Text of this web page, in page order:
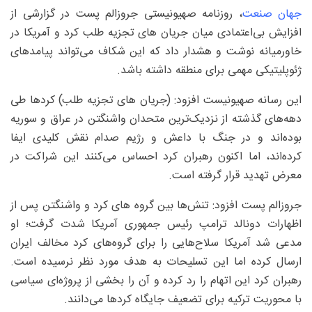
جهان صنعت، روزنامه صهیونیستی جروزالم پست در گزارشی از
افزایش بی‌اعتمادی میان جریان های تجزیه طلب کرد و آمریکا در
خاورمیانه نوشت و هشدار داد که این شکاف می‌تواند پیامدهای
ژئوپلیتیکی مهمی برای منطقه داشته باشد.
این رسانه صهیونیست افزود: (جریان های تجزیه طلب) کردها طی
دهه‌های گذشته از نزدیک‌ترین متحدان واشنگتن در عراق و سوریه
بوده‌اند و در جنگ با داعش و رژیم صدام نقش کلیدی ایفا
کرده‌اند، اما اکنون رهبران کرد احساس می‌کنند این شراکت در
معرض تهدید قرار گرفته است.
جروزالم پست افزود: تنش‌ها بین گروه های کرد و واشنگتن پس از
اظهارات دونالد ترامپ رئیس جمهوری آمریکا شدت گرفت؛ او
مدعی شد آمریکا سلاح‌هایی را برای گروه‌های کرد مخالف ایران
ارسال کرده اما این تسلیحات به هدف مورد نظر نرسیده است.
رهبران کرد این اتهام را رد کرده و آن را بخشی از پروژه‌ای سیاسی
با محوریت ترکیه برای تضعیف جایگاه کردها می‌دانند.